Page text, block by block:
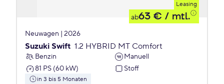
Leasing
ab63 € / mtl.
Neuwagen | 2026
Suzuki Swift 1.2 HYBRID MT Comfort
Benzin
Manuell
81 PS (60 kW)
Stoff
in 3 bis 5 Monaten